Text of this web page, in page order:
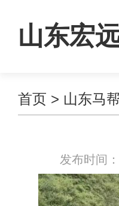
山东宏
首页 > 山东马
发布时间